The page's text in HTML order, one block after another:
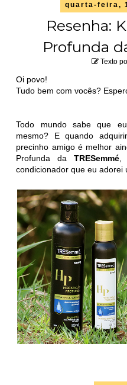
quarta-feira,
Resenha:
Profunda
Texto
Oi povo!
Tudo bem com vocês?
Todo mundo sabe que
mesmo? E quando
precinho amigo é melhor
Profunda daTRESemmé,
condicionador que eu adorei